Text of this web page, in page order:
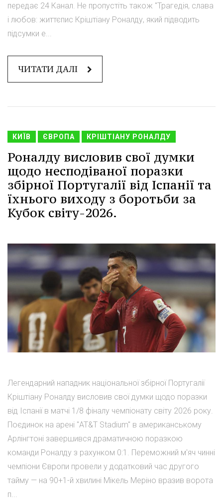
передає 24 Канал. Не пропустіть також "Трагедія, слава
і любов: життєпис Кріштіану Роналду, який підводить
підсумки е...
ЧИТАТИ ДАЛІ
КИЇВ ЄВРОПА КРІШТІАНУ РОНАЛДУ
Роналду висловив свої думки
щодо несподіваної поразки
збірної Португалії від Іспанії та
їхнього виходу з боротьби за
Кубок світу-2026.
Легендарний нападник національної збірної Португалії
Кріштіану Роналду висловив свої думки щодо поразки
від Іспанії в матчі 1/8 фіналу чемпіонату світу 2026 року.
Поєдинок на арені "AT&T Stadium" в американському
Арлінгтоні завершився драматичною поразкою
команди Роналду з рахунком 0:1. Переможний м'яч чинні
чемпіони Європи провели у додатковий час другого
тайму — на 90+1-й хвилині Мікель Меріно вразив ворота
п...